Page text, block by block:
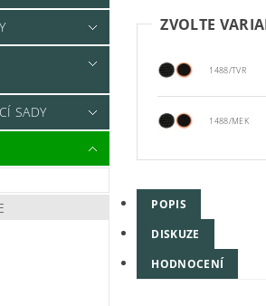
SADY
ZVOLTE
1488/TVR
1488/MEK
POPIS
DISKUZE
HODNOCENÍ